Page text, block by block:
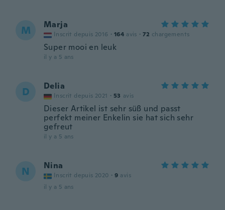
M Marja
Inscrit depuis 2016 · 164 avis · 72 chargements
Super mooi en leuk
il y a 5 ans
D Delia
Inscrit depuis 2021 · 53 avis
Dieser Artikel ist sehr süß und passt
perfekt meiner Enkelin sie hat sich sehr
gefreut
il y a 5 ans
N Nina
Inscrit depuis 2020 · 9 avis
il y a 5 ans